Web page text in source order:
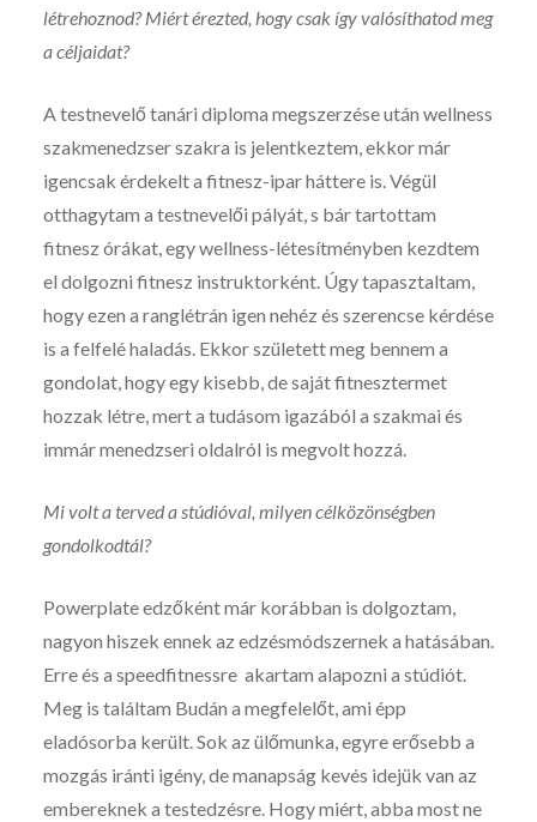
létrehoznod? Miért érezted, hogy csak így valósíthatod meg
a céljaidat?
A testnevelő tanári diploma megszerzése után wellness
szakmenedzser szakra is jelentkeztem, ekkor már
igencsak érdekelt a fitnesz-ipar háttere is. Végül
otthagytam a testnevelői pályát, s bár tartottam
fitnesz órákat, egy wellness-létesítményben kezdtem
el dolgozni fitnesz instruktorként. Úgy tapasztaltam,
hogy ezen a ranglétrán igen nehéz és szerencse kérdése
is a felfelé haladás. Ekkor született meg bennem a
gondolat, hogy egy kisebb, de saját fitnesztermet
hozzak létre, mert a tudásom igazából a szakmai és
immár menedzseri oldalról is megvolt hozzá.
Mi volt a terved a stúdióval, milyen célközönségben
gondolkodtál?
Powerplate edzőként már korábban is dolgoztam,
nagyon hiszek ennek az edzésmódszernek a hatásában.
Erre és a speedfitnessre akartam alapozni a stúdiót.
Meg is találtam Budán a megfelelőt, ami épp
eladósorba került. Sok az ülőmunka, egyre erősebb a
mozgás iránti igény, de manapság kevés idejük van az
embereknek a testedzésre. Hogy miért, abba most ne